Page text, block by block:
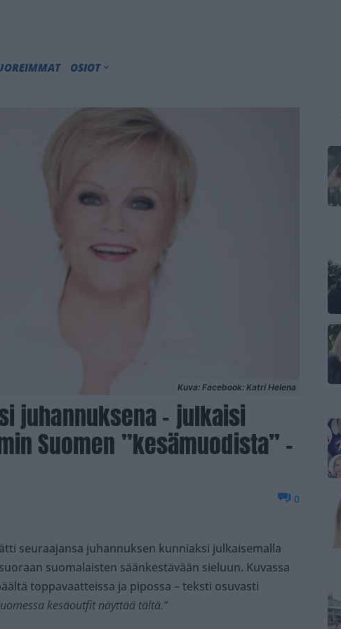
OSIOT
Kuva: Facebook: Katri Helena
juhannuksena – julkaisi
Suomen ”kesämuodista” –
0
seuraajansa juhannuksen kunniaksi julkaisemalla
suomalaisten säänkestävään sieluun. Kuvassa
toppavaatteissa ja pipossa – teksti osuvasti
kesäoutfit näyttää tältä.”